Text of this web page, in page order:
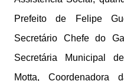
Prefeito de Felipe
Secretário Chefe do
Secretária Municipal
Motta, Coordenadora